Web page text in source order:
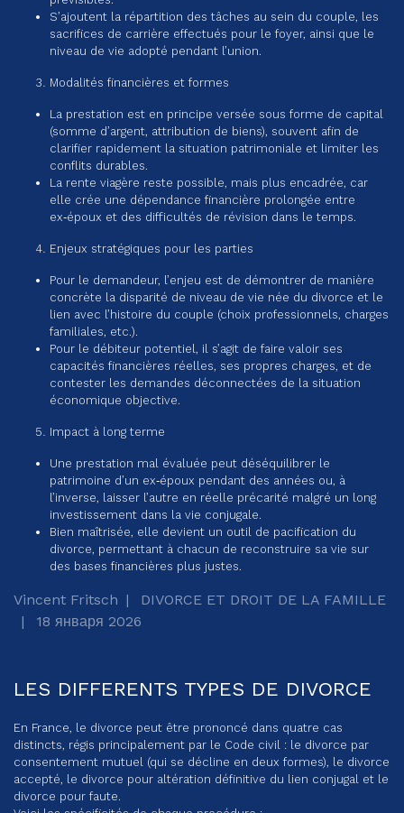
S’ajoutent la répartition des tâches au sein du couple, les
sacrifices de carrière effectués pour le foyer, ainsi que le
niveau de vie adopté pendant l’union.
Modalités financières et formes
La prestation est en principe versée sous forme de capital
(somme d’argent, attribution de biens), souvent afin de
clarifier rapidement la situation patrimoniale et limiter les
conflits durables.
La rente viagère reste possible, mais plus encadrée, car
elle crée une dépendance financière prolongée entre
ex‑époux et des difficultés de révision dans le temps.
Enjeux stratégiques pour les parties
Pour le demandeur, l’enjeu est de démontrer de manière
concrète la disparité de niveau de vie née du divorce et le
lien avec l’histoire du couple (choix professionnels, charges
familiales, etc.).
Pour le débiteur potentiel, il s’agit de faire valoir ses
capacités financières réelles, ses propres charges, et de
contester les demandes déconnectées de la situation
économique objective.
Impact à long terme
Une prestation mal évaluée peut déséquilibrer le
patrimoine d’un ex‑époux pendant des années ou, à
l’inverse, laisser l’autre en réelle précarité malgré un long
investissement dans la vie conjugale.
Bien maîtrisée, elle devient un outil de pacification du
divorce, permettant à chacun de reconstruire sa vie sur
des bases financières plus justes.
Vincent Fritsch
DIVORCE ET DROIT DE LA FAMILLE
18 января 2026
LES DIFFERENTS TYPES DE DIVORCE
En France, le divorce peut être prononcé dans quatre cas
distincts, régis principalement par le Code civil : le divorce par
consentement mutuel (qui se décline en deux formes), le divorce
accepté, le divorce pour altération définitive du lien conjugal et le
divorce pour faute.